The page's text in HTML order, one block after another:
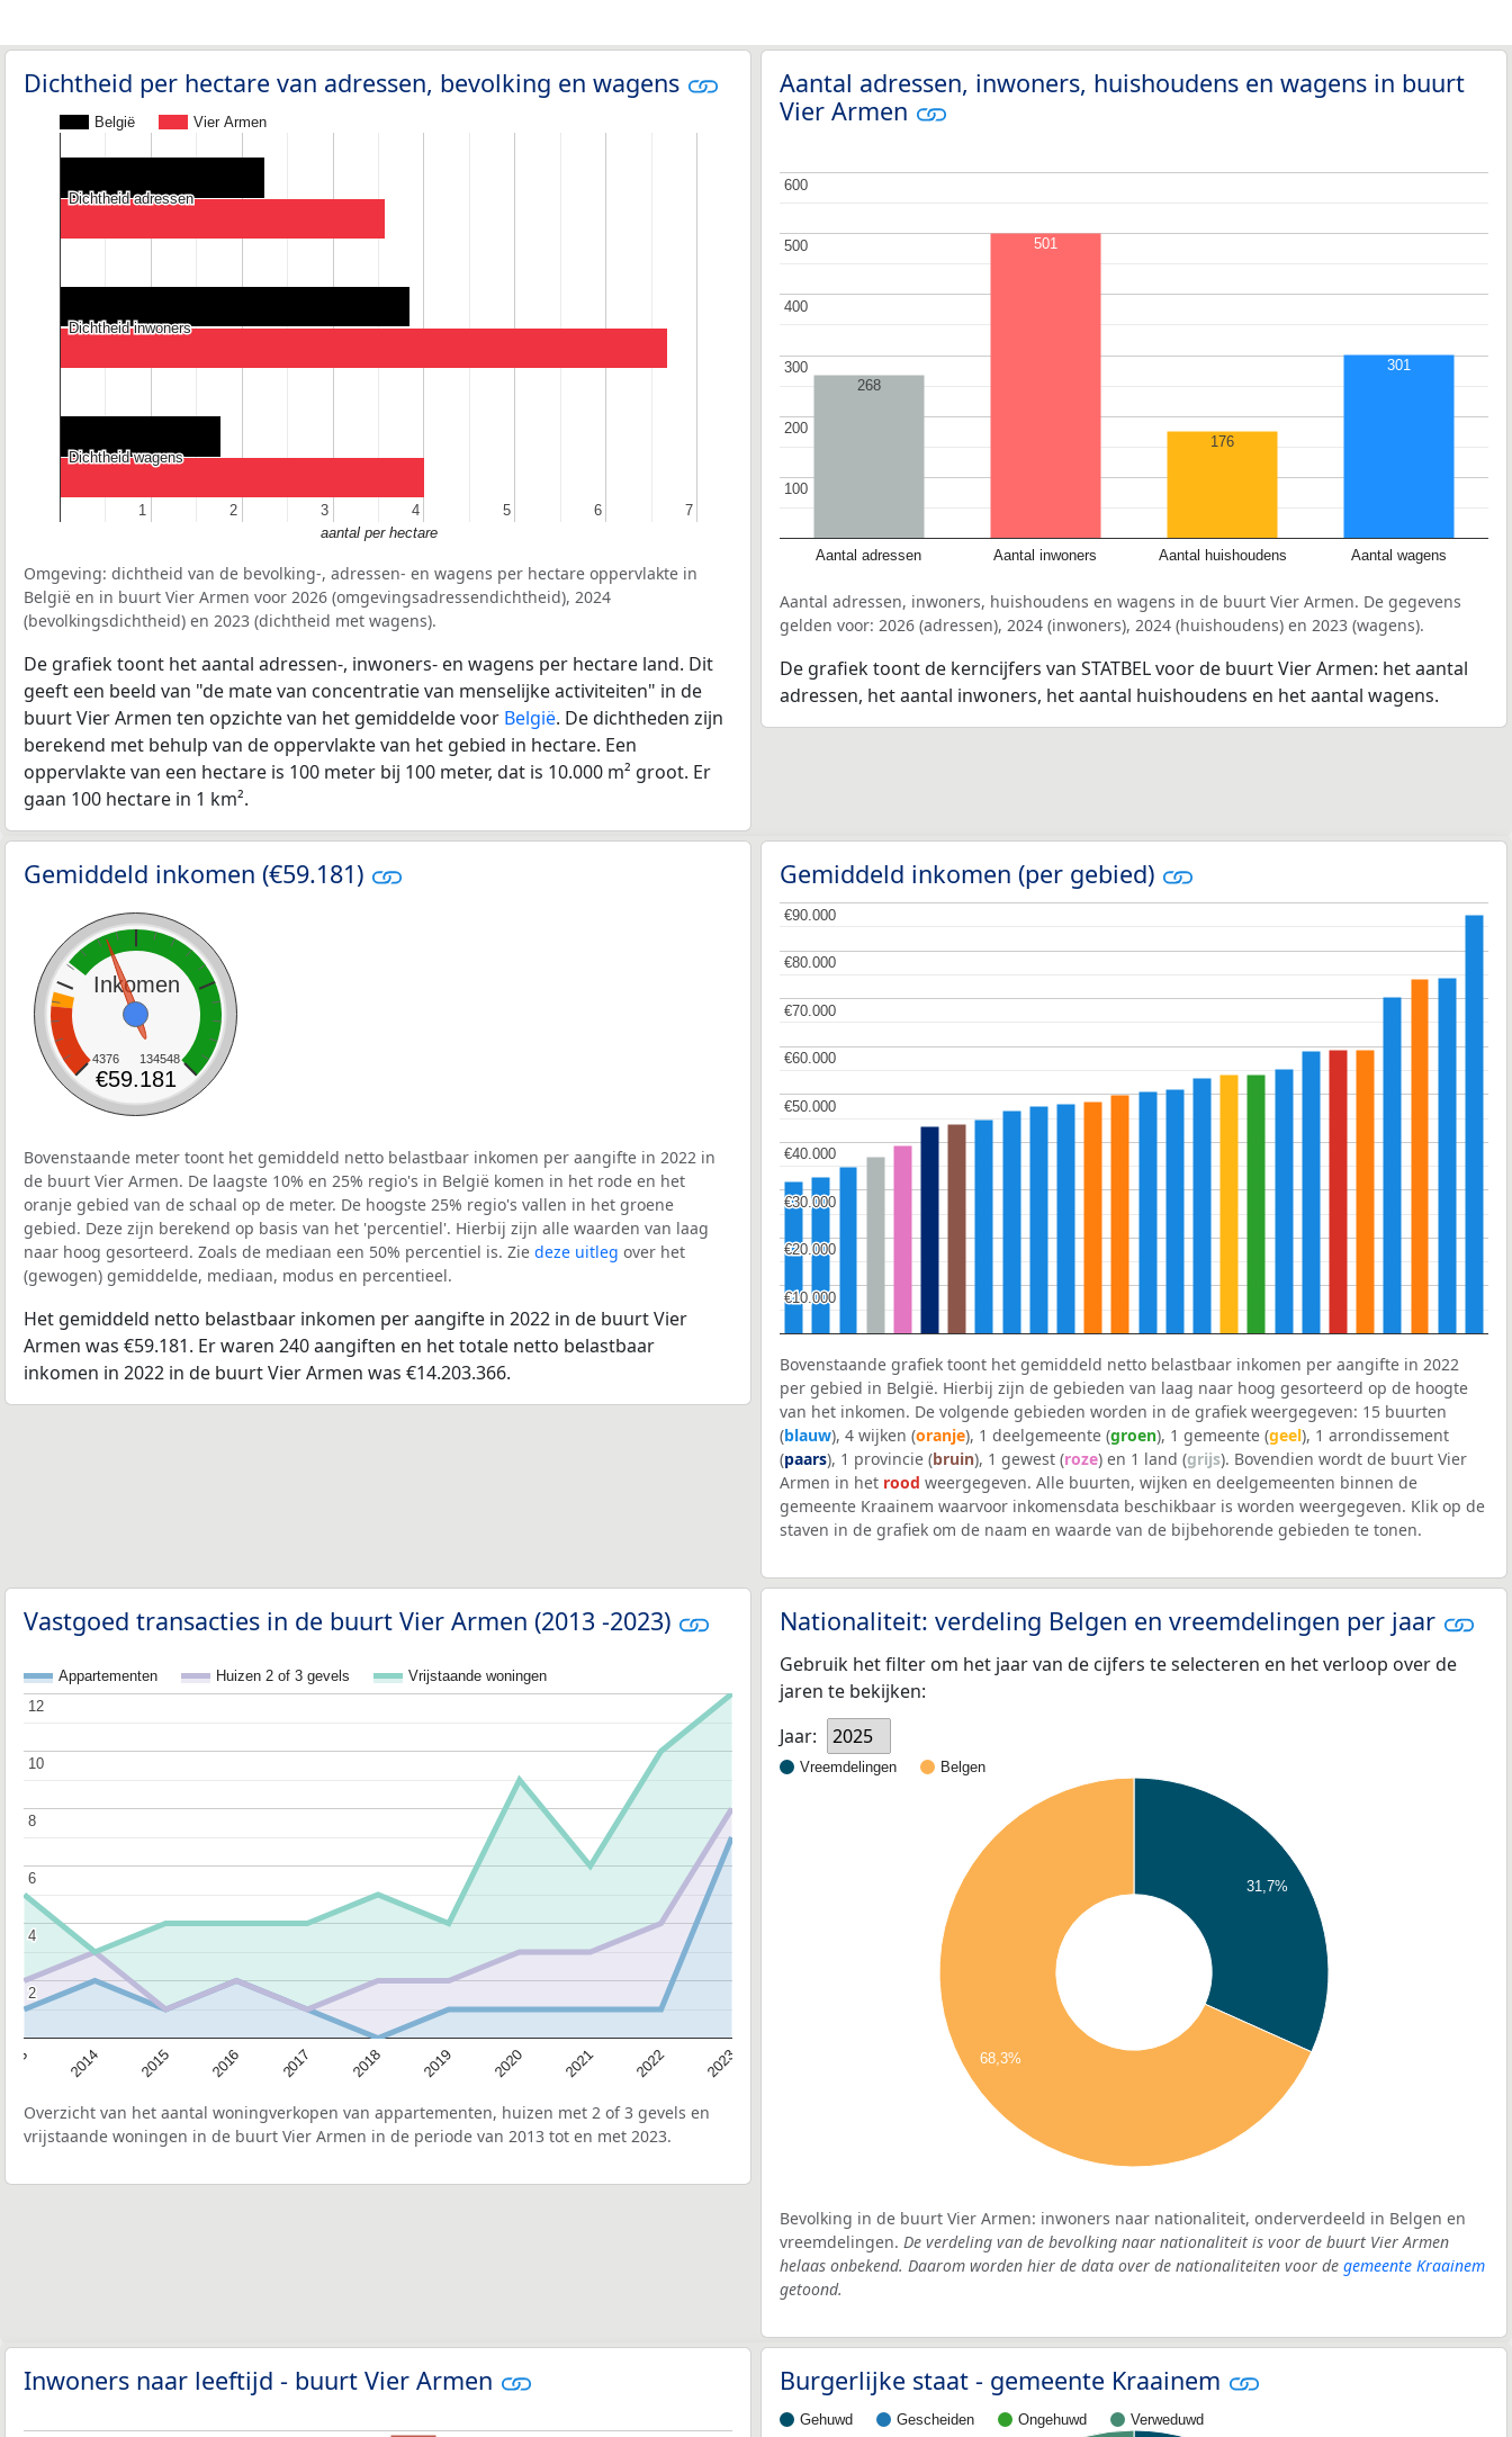
Dichtheid per hectare van adressen, bevolking en wagens
België Vier Armen
11 2
2 3
3 4
4 5
5 6
6 7
7
Dichtheid adressen
Dichtheid adressen
Dichtheid inwoners
Dichtheid inwoners
Dichtheid wagens
Dichtheid wagens
aantal per hectare
Omgeving: dichtheid van de bevolking-, adressen- en wagens per hectare oppervlakte in
België en in buurt Vier Armen voor 2026 (omgevingsadressendichtheid), 2024
(bevolkingsdichtheid) en 2023 (dichtheid met wagens).
De grafiek toont het aantal adressen-, inwoners- en wagens per hectare land. Dit
geeft een beeld van "de mate van concentratie van menselijke activiteiten" in de
buurt Vier Armen ten opzichte van het gemiddelde voor België. De dichtheden zijn
berekend met behulp van de oppervlakte van het gebied in hectare. Een
oppervlakte van een hectare is 100 meter bij 100 meter, dat is 10.000 m² groot. Er
gaan 100 hectare in 1 km².
Aantal adressen, inwoners, huishoudens en wagens in buurt
Vier Armen
Aantal adressen Aantal inwoners Aantal huishoudens Aantal wagens
100
100
200
200
300
300
400
400
500
500
600
600
268
501
176
301
Aantal adressen, inwoners, huishoudens en wagens in de buurt Vier Armen. De gegevens
gelden voor: 2026 (adressen), 2024 (inwoners), 2024 (huishoudens) en 2023 (wagens).
De grafiek toont de kerncijfers van STATBEL voor de buurt Vier Armen: het aantal
adressen, het aantal inwoners, het aantal huishoudens en het aantal wagens.
Gemiddeld inkomen (€59.181)
Inkomen
4376 134548
€59.181
Bovenstaande meter toont het gemiddeld netto belastbaar inkomen per aangifte in 2022 in
de buurt Vier Armen. De laagste 10% en 25% regio's in België komen in het rode en het
oranje gebied van de schaal op de meter. De hoogste 25% regio's vallen in het groene
gebied. Deze zijn berekend op basis van het 'percentiel'. Hierbij zijn alle waarden van laag
naar hoog gesorteerd. Zoals de mediaan een 50% percentiel is. Zie deze uitleg over het
(gewogen) gemiddelde, mediaan, modus en percentieel.
Het gemiddeld netto belastbaar inkomen per aangifte in 2022 in de buurt Vier
Armen was €59.181. Er waren 240 aangiften en het totale netto belastbaar
inkomen in 2022 in de buurt Vier Armen was €14.203.366.
Gemiddeld inkomen (per gebied)
€10.000
€10.000
€20.000
€20.000
€30.000
€30.000
€40.000
€40.000
€50.000
€50.000
€60.000
€60.000
€70.000
€70.000
€80.000
€80.000
€90.000
€90.000
Bovenstaande grafiek toont het gemiddeld netto belastbaar inkomen per aangifte in 2022
per gebied in België. Hierbij zijn de gebieden van laag naar hoog gesorteerd op de hoogte
van het inkomen. De volgende gebieden worden in de grafiek weergegeven: 15 buurten
(blauw), 4 wijken (oranje), 1 deelgemeente (groen), 1 gemeente (geel), 1 arrondissement
(paars), 1 provincie (bruin), 1 gewest (roze) en 1 land (grijs). Bovendien wordt de buurt Vier
Armen in het rood weergegeven. Alle buurten, wijken en deelgemeenten binnen de
gemeente Kraainem waarvoor inkomensdata beschikbaar is worden weergegeven. Klik op de
staven in de grafiek om de naam en waarde van de bijbehorende gebieden te tonen.
Vastgoed transacties in de buurt Vier Armen (2013 -2023)
Appartementen Huizen 2 of 3 gevels Vrijstaande woningen
2014 2015 2016 2017 2018 2019 2020 2021 2022 2023
2
2
4
4
6
6
8
8
10
10
12
12
Overzicht van het aantal woningverkopen van appartementen, huizen met 2 of 3 gevels en
vrijstaande woningen in de buurt Vier Armen in de periode van 2013 tot en met 2023.
Nationaliteit: verdeling Belgen en vreemdelingen per jaar
Gebruik het filter om het jaar van de cijfers te selecteren en het verloop over de
jaren te bekijken:
Jaar:
2025
Vreemdelingen Belgen
31,7%
68,3%
Bevolking in de buurt Vier Armen: inwoners naar nationaliteit, onderverdeeld in Belgen en
vreemdelingen. De verdeling van de bevolking naar nationaliteit is voor de buurt Vier Armen
helaas onbekend. Daarom worden hier de data over de nationaliteiten voor de gemeente Kraainem
getoond.
Inwoners naar leeftijd - buurt Vier Armen Burgerlijke staat - gemeente Kraainem
Gehuwd Gescheiden Ongehuwd Verweduwd